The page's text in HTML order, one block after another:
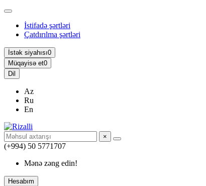
İstifadə şərtləri
Çatdırılma şərtləri
İstək siyahısı0
Müqayisə et0
Dil
Az
Ru
En
×
(+994) 50 5771707
Mənə zəng edin!
Hesabım